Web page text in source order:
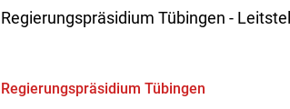
Regierungspräsidium Tübingen -
Regierungspräsidium Tübingen